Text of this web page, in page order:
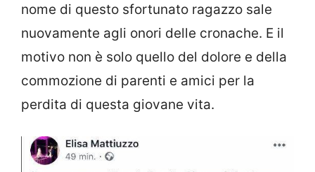
nome di questo sfortunato ragazzo sale
nuovamente agli onori delle cronache. E il
motivo non è solo quello del dolore e della
commozione di parenti e amici per la
perdita di questa giovane vita.